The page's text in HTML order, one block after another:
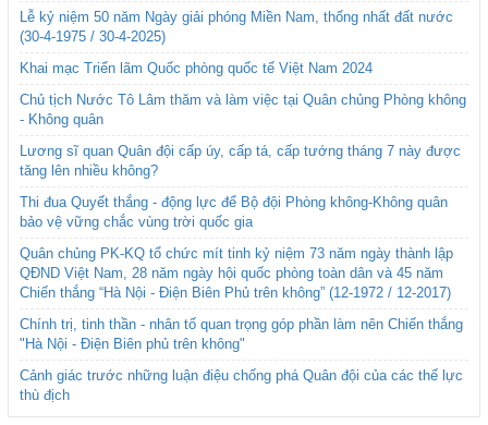
Lễ kỷ niệm 50 năm Ngày giải phóng Miền Nam, thống nhất đất nước
(30-4-1975 / 30-4-2025)
Khai mạc Triển lãm Quốc phòng quốc tế Việt Nam 2024
Chủ tịch Nước Tô Lâm thăm và làm việc tại Quân chủng Phòng không
- Không quân
Lương sĩ quan Quân đội cấp úy, cấp tá, cấp tướng tháng 7 này được
tăng lên nhiều không?
Thi đua Quyết thắng - động lực để Bộ đội Phòng không-Không quân
bảo vệ vững chắc vùng trời quốc gia
Quân chủng PK-KQ tổ chức mít tinh kỷ niệm 73 năm ngày thành lập
QĐND Việt Nam, 28 năm ngày hội quốc phòng toàn dân và 45 năm
Chiến thắng “Hà Nội - Điện Biên Phủ trên không” (12-1972 / 12-2017)
Chính trị, tinh thần - nhân tố quan trọng góp phần làm nên Chiến thắng
"Hà Nội - Điện Biên phủ trên không"
Cảnh giác trước những luận điệu chống phá Quân đội của các thế lực
thù địch